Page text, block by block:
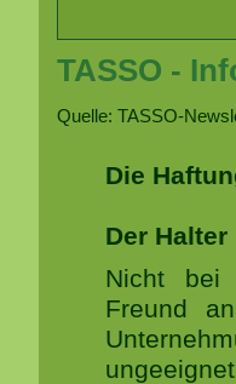
TASSO -
Quelle: TASSO-
Die
Der
Nicht bei
Freund